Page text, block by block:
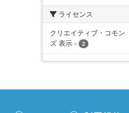
ライセンス
クリエイティブ・コモン
ズ 表示 - 2